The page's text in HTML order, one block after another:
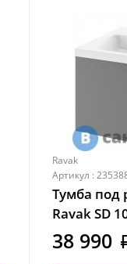
Ravak
Артикул :
Тумба под
Ravak SD
38 990